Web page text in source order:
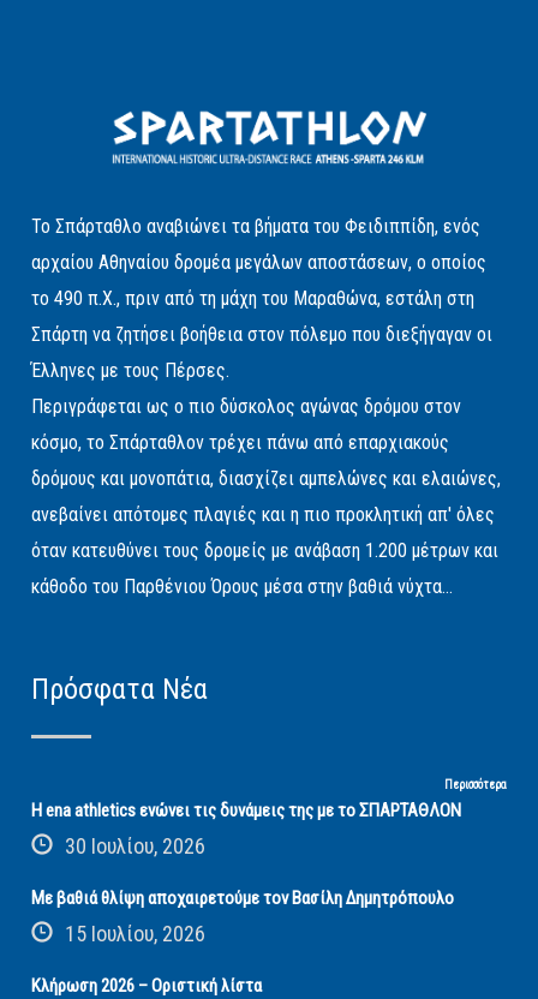
Το Σπάρταθλο αναβιώνει τα βήματα του Φειδιππίδη, ενός
αρχαίου Αθηναίου δρομέα μεγάλων αποστάσεων, ο οποίος
το 490 π.Χ., πριν από τη μάχη του Μαραθώνα, εστάλη στη
Σπάρτη να ζητήσει βοήθεια στον πόλεμο που διεξήγαγαν οι
Έλληνες με τους Πέρσες.
Περιγράφεται ως ο πιο δύσκολος αγώνας δρόμου στον
κόσμο, το Σπάρταθλον τρέχει πάνω από επαρχιακούς
δρόμους και μονοπάτια, διασχίζει αμπελώνες και ελαιώνες,
ανεβαίνει απότομες πλαγιές και η πιο προκλητική απ' όλες
όταν κατευθύνει τους δρομείς με ανάβαση 1.200 μέτρων και
κάθοδο του Παρθένιου Όρους μέσα στην βαθιά νύχτα...
Πρόσφατα Νέα
Περισσότερα
Η ena athletics ενώνει τις δυνάμεις της με το ΣΠΑΡΤΑΘΛΟΝ
30 Ιουλίου, 2026
Με βαθιά θλίψη αποχαιρετούμε τον Βασίλη Δημητρόπουλο
15 Ιουλίου, 2026
Κλήρωση 2026 – Οριστική λίστα